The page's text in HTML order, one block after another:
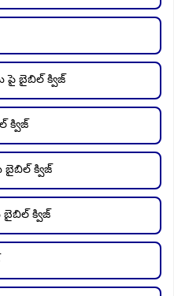
పై బైబిల్ క్విజ్
క్విజ్
బైబిల్ క్విజ్
బైబిల్ క్విజ్